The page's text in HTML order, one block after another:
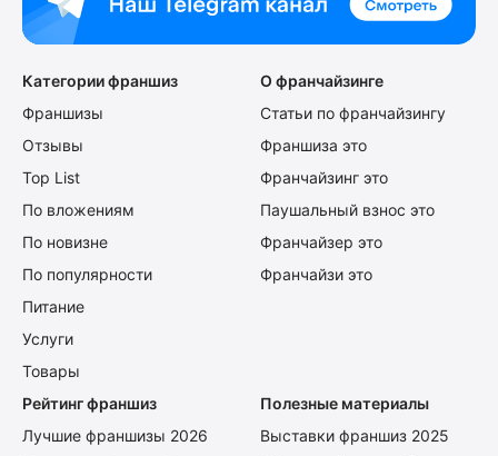
Категории франшиз
Франшизы
Отзывы
Top List
По вложениям
По новизне
По популярности
Питание
Услуги
Товары
О франчайзинге
Статьи по франчайзингу
Франшиза это
Франчайзинг это
Паушальный взнос это
Франчайзер это
Франчайзи это
Рейтинг франшиз
Лучшие франшизы 2026
Полезные материалы
Выставки франшиз 2025